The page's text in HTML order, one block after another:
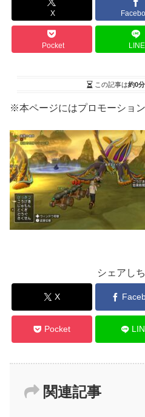
X
Pocket LINE
この記事は約0分
※本ページにはプロモーショ
シェアし
X
Pocket
関連記事